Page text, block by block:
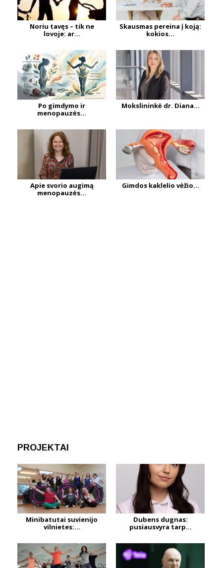
Noriu tavęs – tik ne
lovoje: ar...
Skausmas pereina į koją:
kokios...
Po gimdymo ir
menopauzės...
Mokslininkė dr. Diana...
Apie svorio augimą
menopauzės...
Gimdos kaklelio vėžio...
PROJEKTAI
Minibatutai suvienijo
vilnietes:...
Dubens dugnas:
pusiausvyra tarp...